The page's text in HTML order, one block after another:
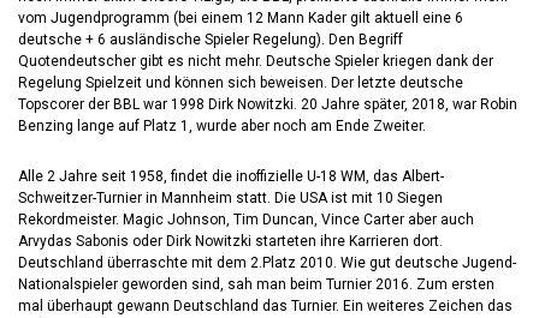
vom Jugendprogramm (bei einem 12 Mann Kader gilt aktuell eine 6
deutsche + 6 ausländische Spieler Regelung). Den Begriff
Quotendeutscher gibt es nicht mehr. Deutsche Spieler kriegen dank der
Regelung Spielzeit und können sich beweisen. Der letzte deutsche
Topscorer der BBL war 1998 Dirk Nowitzki. 20 Jahre später, 2018, war Robin
Benzing lange auf Platz 1, wurde aber noch am Ende Zweiter.
Alle 2 Jahre seit 1958, findet die inoffizielle U-18 WM, das Albert-
Schweitzer-Turnier in Mannheim statt. Die USA ist mit 10 Siegen
Rekordmeister. Magic Johnson, Tim Duncan, Vince Carter aber auch
Arvydas Sabonis oder Dirk Nowitzki starteten ihre Karrieren dort.
Deutschland überraschte mit dem 2.Platz 2010. Wie gut deutsche Jugend-
Nationalspieler geworden sind, sah man beim Turnier 2016. Zum ersten
mal überhaupt gewann Deutschland das Turnier. Ein weiteres Zeichen das